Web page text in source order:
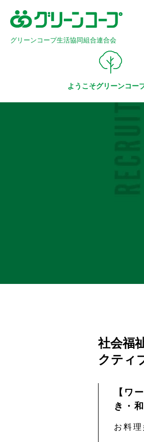
グリーンコープ生活協同組合連合会
ようこそグリーンコー
社会福
クティ
【ワ
き・
お料